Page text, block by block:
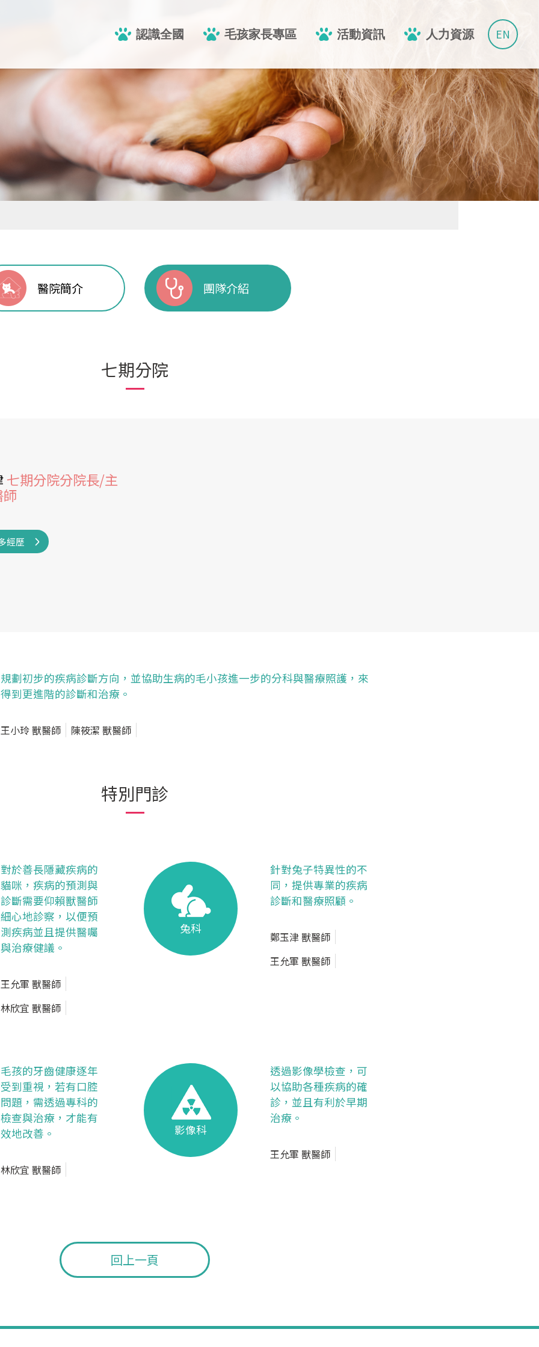
認識全國 毛孩家長專區 活動資訊 人力資源 EN
醫院簡介 團隊介紹
七期分院
七期分院分院長/主
師
經歷
規劃初步的疾病診斷方向，並協助生病的毛小孩進一步的分科與醫療照護，來
得到更進階的診斷和治療。
王小玲 獸醫師 陳筱潔 獸醫師
特別門診
對於善長隱藏疾病的
貓咪，疾病的預測與
診斷需要仰賴獸醫師
細心地診察，以便預
測疾病並且提供醫囑
與治療健議。
王允軍 獸醫師
林欣宜 獸醫師
兔科
針對兔子特異性的不
同，提供專業的疾病
診斷和醫療照顧。
鄭玉津 獸醫師
王允軍 獸醫師
毛孩的牙齒健康逐年
受到重視，若有口腔
問題，需透過專科的
檢查與治療，才能有
效地改善。
林欣宜 獸醫師
影像科
透過影像學檢查，可
以協助各種疾病的確
診，並且有利於早期
治療。
王允軍 獸醫師
回上一頁